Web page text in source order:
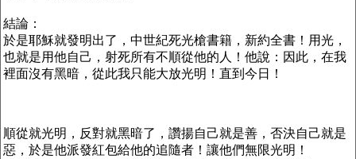
結論：
於是耶穌就發明出了，中世紀死光槍書籍，新約全書！用光，
也就是用他自己，射死所有不順從他的人！他說：因此，在我
裡面沒有黑暗，從此我只能大放光明！直到今日！
順從就光明，反對就黑暗了，讚揚自己就是善，否決自己就是
惡，於是他派發紅包給他的追隨者！讓他們無限光明！